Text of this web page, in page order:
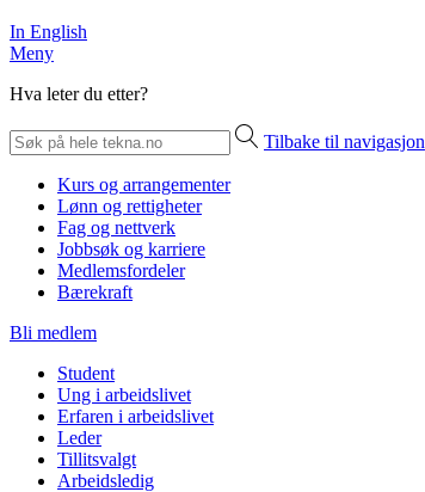
In English
Meny
Hva leter du etter?
Tilbake til navigasjon
Kurs og arrangementer
Lønn og rettigheter
Fag og nettverk
Jobbsøk og karriere
Medlemsfordeler
Bærekraft
Bli medlem
Student
Ung i arbeidslivet
Erfaren i arbeidslivet
Leder
Tillitsvalgt
Arbeidsledig